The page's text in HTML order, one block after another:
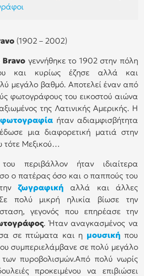
(1902 – 2002)
γεννήθηκε το 1902 στην πόλη
και κυρίως έζησε αλλά και
μεγάλο βαθμό. Αποτελεί έναν από
φωτογράφους του εικοστού αιώνα
της Λατινικής Αμερικής. Η
φωτογραφία ήταν αδιαμφισβήτητα
μια διαφορετική ματιά στην
τότε Μεξικού…
περιβάλλον ήταν ιδιαίτερα
ο πατέρας όσο και ο παππούς του
ζωγραφική
αλλά και άλλες
πολύ μικρή ηλικία βίωσε την
γεγονός που επηρέασε την
. Ήταν αναγκασμένος να
σε πτώματα και η μουσική που
συμπεριελάμβανε σε πολύ μεγάλο
πυροβολισμών.Από πολύ νωρίς
προκειμένου να επιβιώσει